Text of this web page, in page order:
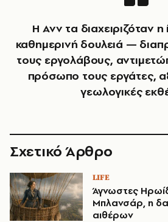
Η Ανν τα διαχειριζόταν η ίδια, με πολλή
καθημερινή δουλειά —
τους εργολάβους,
πρόσωπο τους εργάτες,
γεωλογικές
Σχετικό Άρθρο
LIFE
Άγνωστες
Μπλανσάρ, η
αιθέρων